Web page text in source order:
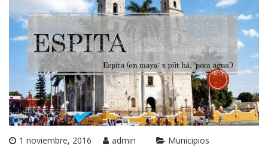
1 noviembre, 2016 admin Municipios